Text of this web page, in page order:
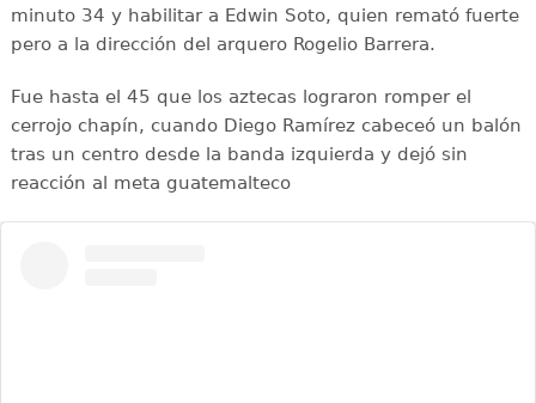
minuto 34 y habilitar a Edwin Soto, quien remató fuerte
pero a la dirección del arquero Rogelio Barrera.
Fue hasta el 45 que los aztecas lograron romper el
cerrojo chapín, cuando Diego Ramírez cabeceó un balón
tras un centro desde la banda izquierda y dejó sin
reacción al meta guatemalteco